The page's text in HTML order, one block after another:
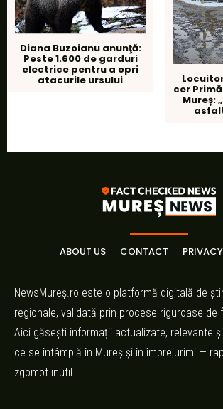
Diana Buzoianu anunţă:
Peste 1.600 de garduri
electrice pentru a opri
atacurile ursului
cer
Mureș:
ABOUT US CONTACT
NewsMureș.ro este o platformă digitală de
regionale, validată prin procese riguroase de
Aici găsești informații actualizate, relevante
ce se întâmplă în Mureș și în împrejurimi —
zgomot inutil.